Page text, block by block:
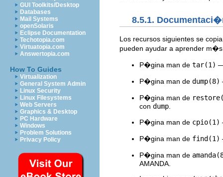
GUI Toolkits/Desktop
Databases
Mail Systems
openSolaris
Eclipse Documentation
Techotopia.com
Virtuatopia.com
Answertopia.com
How To Guides
Virtualization
General System Admin
Linux Security
Linux Filesystems
Web Servers
Graphics & Desktop
PC Hardware
Windows
Problem Solutions
Privacy Policy
8.5.1.
Los recursos siguientes se
pueden ayudar a aprender
P�gina man de tar(1)
P�gina man de dump(8)
P�gina man de
con dump
P�gina man de cpio(1)
P�gina man de find(1)
P�gina man de
AMANDA.